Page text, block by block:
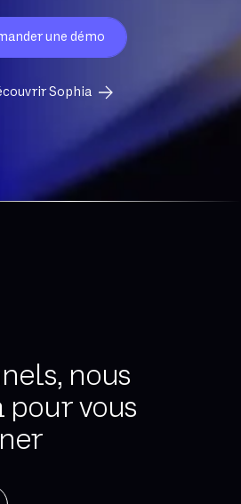
une démo
Sophia
nous
pour vous